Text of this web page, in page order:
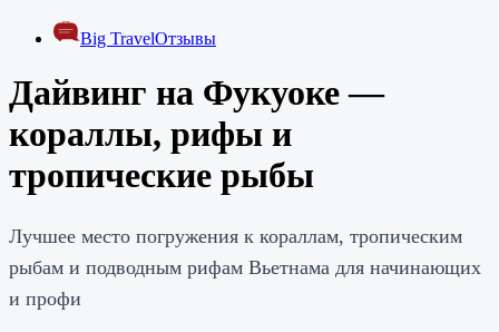
Big TravelОтзывы
Дайвинг на Фукуоке —
кораллы, рифы и
тропические рыбы
Лучшее место погружения к кораллам, тропическим
рыбам и подводным рифам Вьетнама для начинающих
и профи